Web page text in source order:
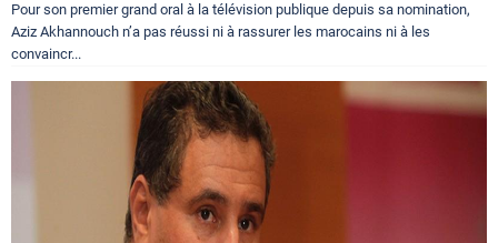
Pour son premier grand oral à la télévision publique depuis sa nomination,
Aziz Akhannouch n’a pas réussi ni à rassurer les marocains ni à les
convaincr...